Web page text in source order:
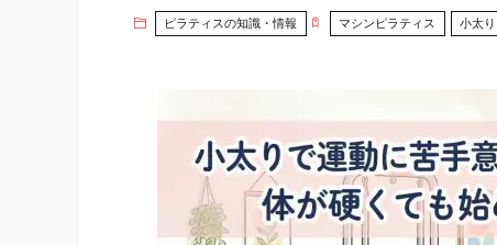
ピラティスの知識・情報 マシンピラティス 小太り